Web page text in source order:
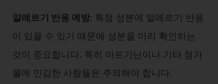
알레르기 반응 예방: 특정 성분에 알레르기 반응
이 있을 수 있기 때문에 성분을 미리 확인하는
것이 중요합니다. 특히 아르기닌이나 기타 첨가
물에 민감한 사람들은 주의해야 합니다.